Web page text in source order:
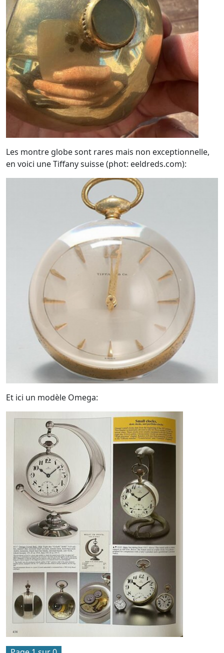
Les montre globe sont rares mais non exceptionnelle,
en voici une Tiffany suisse (phot: eeldreds.com):
Et ici un modèle Omega: